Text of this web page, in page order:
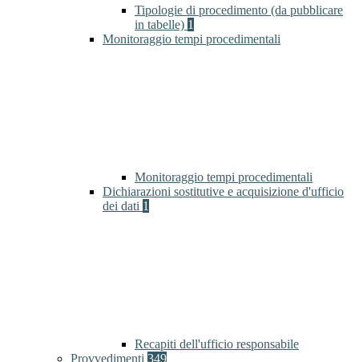
Tipologie di procedimento (da pubblicare
in tabelle) 1
Monitoraggio tempi procedimentali
Monitoraggio tempi procedimentali
Dichiarazioni sostitutive e acquisizione d'ufficio
dei dati 1
Recapiti dell'ufficio responsabile
Provvedimenti 349